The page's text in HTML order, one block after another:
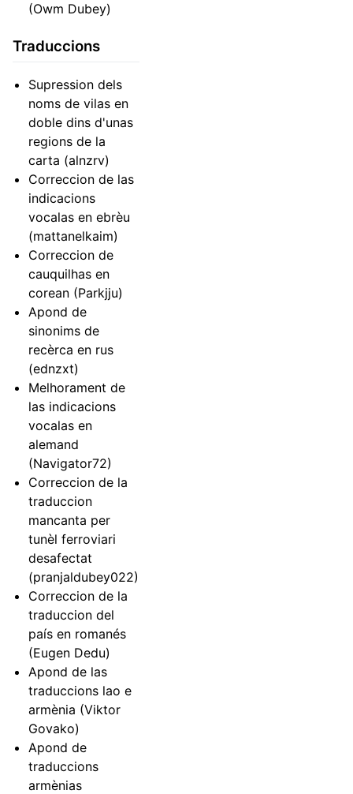
(Owm Dubey)
Traduccions
Supression dels
noms de vilas en
doble dins d'unas
regions de la
carta (alnzrv)
Correccion de las
indicacions
vocalas en ebrèu
(mattanelkaim)
Correccion de
cauquilhas en
corean (Parkjju)
Apond de
sinonims de
recèrca en rus
(ednzxt)
Melhorament de
las indicacions
vocalas en
alemand
(Navigator72)
Correccion de la
traduccion
mancanta per
tunèl ferroviari
desafectat
(pranjaldubey022)
Correccion de la
traduccion del
país en romanés
(Eugen Dedu)
Apond de las
traduccions lao e
armènia (Viktor
Govako)
Apond de
traduccions
armènias